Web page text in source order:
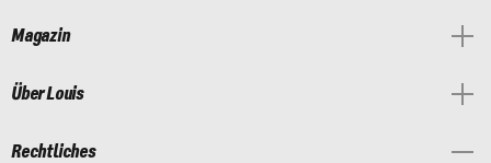
Magazin
Über Louis
Rechtliches